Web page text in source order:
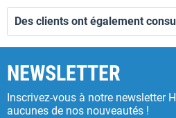
Des clients ont également
NEWSLETTER
Inscrivez-vous à notre newsletter
aucunes de nos nouveautés !